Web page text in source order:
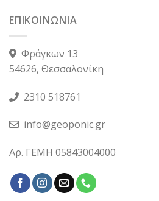
ΕΠΙΚΟΙΝΩΝΙΑ
Φράγκων 13
54626, Θεσσαλονίκη
2310 518761
info@geoponic.gr
Αρ. ΓΕΜΗ 05843004000